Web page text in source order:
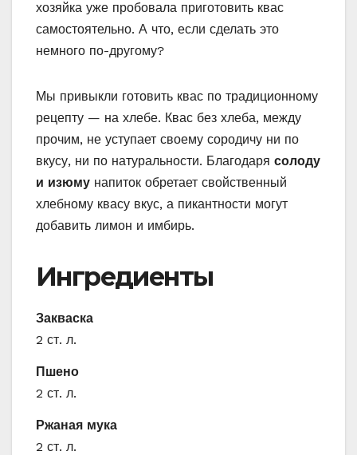
хозяйка уже пробовала приготовить квас
самостоятельно. А что, если сделать это
немного по-другому?
Мы привыкли готовить квас по традиционному
рецепту — на хлебе. Квас без хлеба, между
прочим, не уступает своему сородичу ни по
вкусу, ни по натуральности. Благодаря солоду
и изюму напиток обретает свойственный
хлебному квасу вкус, а пикантности могут
добавить лимон и имбирь.
Ингредиенты
Закваска
2 ст. л.
Пшено
2 ст. л.
Ржаная мука
2 ст. л.